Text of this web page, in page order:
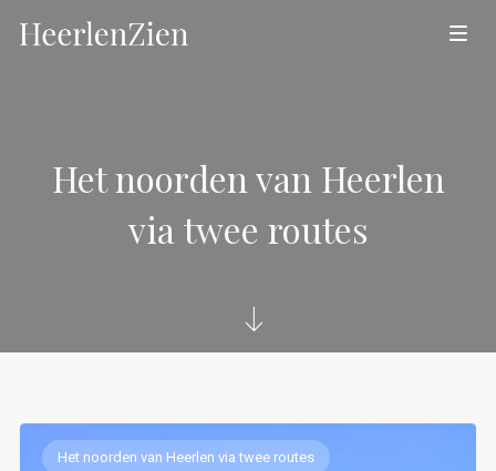
Het noorden van Heerlen
via twee routes
Het noorden van Heerlen via twee routes